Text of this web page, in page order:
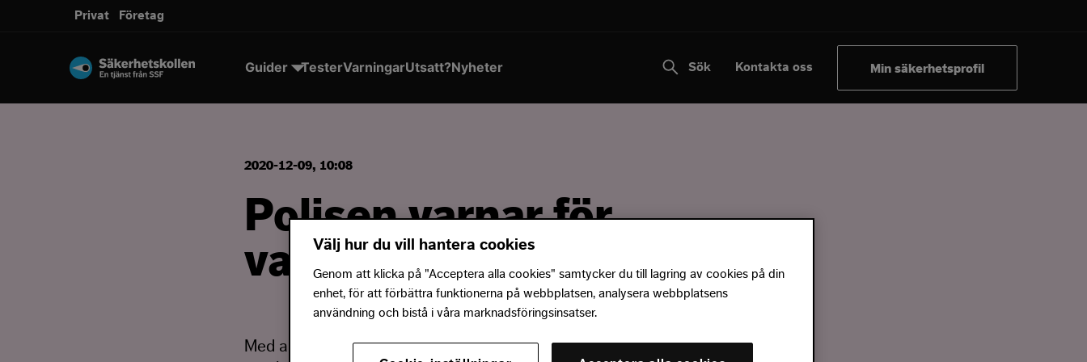
Privat
Företag
Guider TesterVarningarUtsatt?Nyheter Sök Kontakta oss Min säkerhetsprofil
2020-12-09, 10:08
Polisen varnar för
vaccinationsbedrägerier
Med anledning av information om kommande vaccin går Polisen nu ut med
Välj hur du vill hantera cookies
Genom att klicka på "Acceptera alla cookies" samtycker du till lagring av cookies på din
enhet, för att förbättra funktionerna på webbplatsen, analysera webbplatsens
användning och bistå i våra marknadsföringsinsatser.